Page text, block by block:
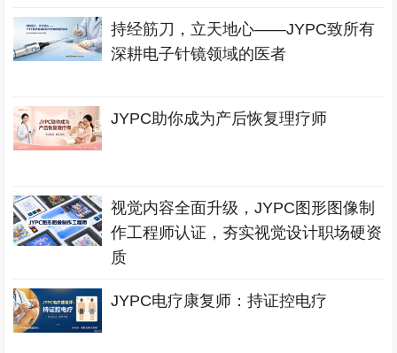
持经筋刀，立天地心——JYPC致所有
深耕电子针镜领域的医者
JYPC助你成为产后恢复理疗师
视觉内容全面升级，JYPC图形图像制
作工程师认证，夯实视觉设计职场硬资
质
JYPC电疗康复师：持证控电疗